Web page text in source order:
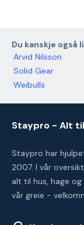
Du kanskje også
Arvid Nilsson
Solid Gear
Weibulls
Staypro - Alt
Staypro har
2007. I vår
alt til hus, hage
vår greie -